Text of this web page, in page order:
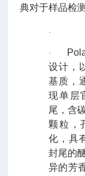
典对于样品检
·
·
设计，
基质，
现单层
尾，含
颗粒，
化，具
封尾的
异的芳